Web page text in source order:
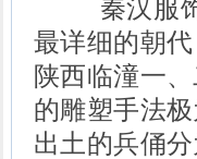
秦汉服饰
最详细的朝
陕西临潼一
的雕塑手法
出土的兵俑